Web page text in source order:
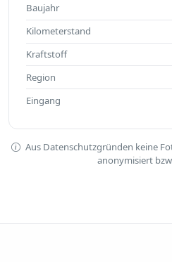
Baujahr
Kilometerstand
Kraftstoff
Region
Eingang
Aus Datenschutzgründen keine
anonymisiert